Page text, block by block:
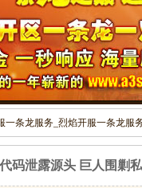
条龙服务_烈焰开服一条龙服
码泄露源头 巨人围剿